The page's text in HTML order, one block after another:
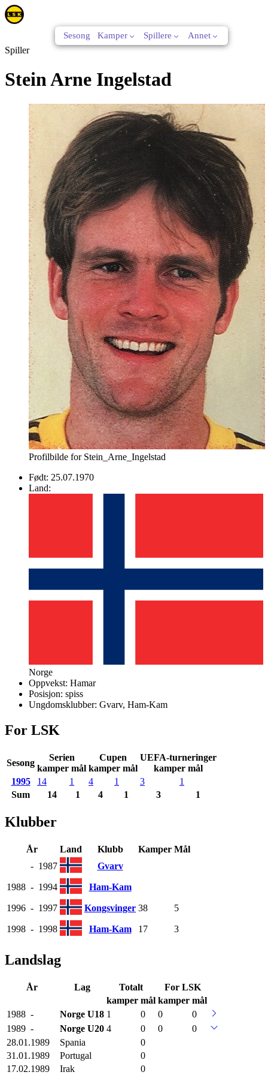
Sesong Kamper Spillere Annet
Spiller
Stein Arne Ingelstad
Profilbilde for Stein_Arne_Ingelstad
Født: 25.07.1970
Land:
Norge
Oppvekst: Hamar
Posisjon: spiss
Ungdomsklubber: Gvarv, Ham-Kam
For LSK
Sesong
Serien
kamper mål
Cupen
kamper mål
UEFA-turneringer
kamper mål
1995
14 1 4 1 3
1
Sum
14 1 4 1 3 1
Klubber
År Land Klubb Kamper Mål
- 1987 Gvarv
1988 - 1994 Ham-Kam
1996 - 1997 Kongsvinger 38 5
1998 - 1998 Ham-Kam 17 3
Landslag
År Lag Totalt
For LSK
kamper mål kamper mål
1988 - Norge U18 1 0 0
0
1989 - Norge U20 4 0 0
0
28.01.1989
Spania
0
31.01.1989
Portugal
0
17.02.1989
Irak 0